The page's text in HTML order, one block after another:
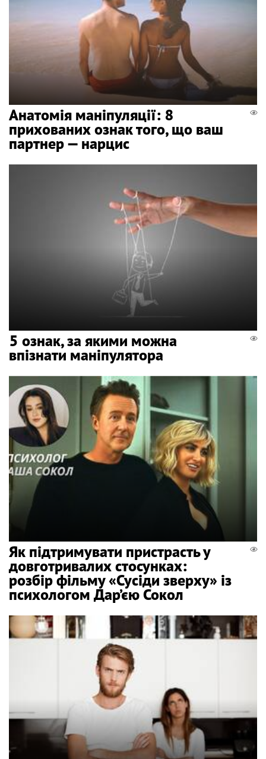
Анатомія маніпуляції: 8
прихованих ознак того, що ваш
партнер — нарцис
5 ознак, за якими можна
впізнати маніпулятора
Як підтримувати пристрасть у
довготривалих стосунках:
розбір фільму «Сусіди зверху» із
психологом Дар’єю Сокол